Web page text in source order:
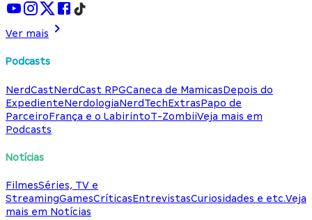
Ver mais
Podcasts
NerdCastNerdCast RPGCaneca de MamicasDepois do
ExpedienteNerdologiaNerdTechExtrasPapo de
ParceiroFrança e o LabirintoT-ZombiiVeja mais em
Podcasts
Notícias
FilmesSéries, TV e
StreamingGamesCríticasEntrevistasCuriosidades e etc.Veja
mais em Notícias